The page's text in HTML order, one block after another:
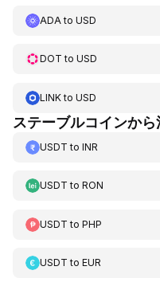
ADA to USD
DOT to USD
LINKto USD
ステーブルコインか
USDT to INR
USDT to RON
USDT to PHP
USDT to EUR